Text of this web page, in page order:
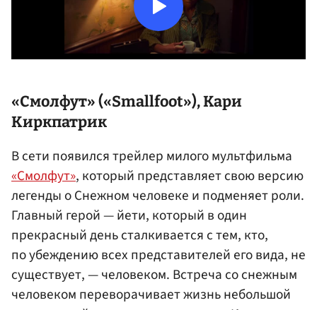
«Смолфут» («Smallfoot»), Кари
Киркпатрик
В сети появился трейлер милого мультфильма
«Смолфут», который представляет свою версию
легенды о Снежном человеке и подменяет роли.
Главный герой — йети, который в один
прекрасный день сталкивается с тем, кто,
по убеждению всех представителей его вида, не
существует, — человеком. Встреча со снежным
человеком переворачивает жизнь небольшой